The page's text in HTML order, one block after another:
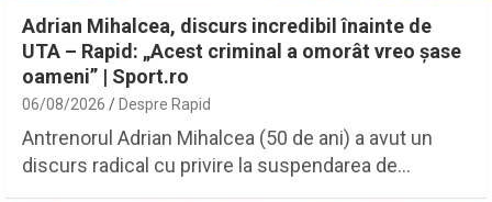
Adrian Mihalcea, discurs incredibil înainte de
UTA – Rapid: „Acest criminal a omorât vreo șase
oameni” | Sport.ro
06/08/2026 Despre Rapid
Antrenorul Adrian Mihalcea (50 de ani) a avut un
discurs radical cu privire la suspendarea de…